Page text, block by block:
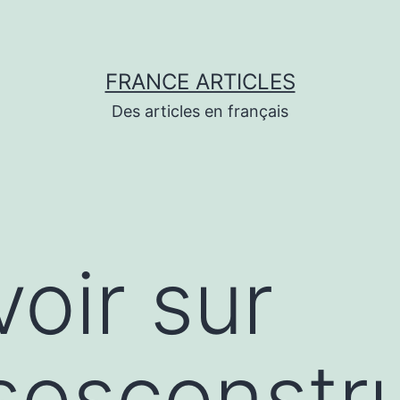
FRANCE ARTICLES
Des articles en français
sur